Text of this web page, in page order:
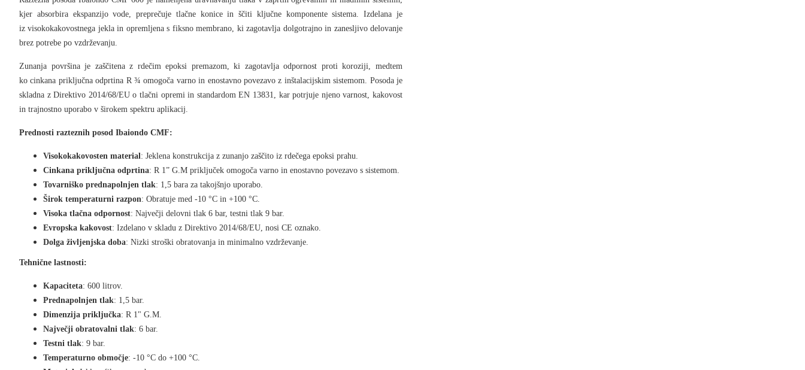
kjer absorbira ekspanzijo vode, preprečuje tlačne konice in ščiti ključne komponente sistema. Izdelana je
iz visokokakovostnega jekla in opremljena s fiksno membrano, ki zagotavlja dolgotrajno in zanesljivo delovanje
brez potrebe po vzdrževanju.
Zunanja površina je zaščitena z rdečim epoksi premazom, ki zagotavlja odpornost proti koroziji, medtem
ko cinkana priključna odprtina R ¾omogoča varno in enostavno povezavo z inštalacijskim sistemom. Posoda je
skladna z Direktivo 2014/68/EU o tlačni opremi in standardom EN 13831, kar potrjuje njeno varnost, kakovost
in trajnostno uporabo v širokem spektru aplikacij.
Prednosti razteznih posod Ibaiondo CMF:
Visokokakovosten material: Jeklena konstrukcija z zunanjo zaščito iz rdečega epoksi prahu.
Cinkana priključna odprtina: R 1” G.M priključek omogoča varno in enostavno povezavo s sistemom.
Tovarniško prednapolnjen tlak: 1,5 bara za takojšnjo uporabo.
Širok temperaturni razpon: Obratuje med -10 °C in +100 °C.
Visoka tlačna odpornost: Največji delovni tlak 6 bar, testni tlak 9 bar.
Evropska kakovost: Izdelano v skladu z Direktivo 2014/68/EU, nosi CE oznako.
Dolga življenjska doba: Nizki stroški obratovanja in minimalno vzdrževanje.
Tehnične lastnosti:
Kapaciteta: 600 litrov.
Prednapolnjen tlak: 1,5 bar.
Dimenzija priključka: R 1" G.M.
Največji obratovalni tlak: 6 bar.
Testni tlak: 9 bar.
Temperaturno območje: -10 °C do +100 °C.